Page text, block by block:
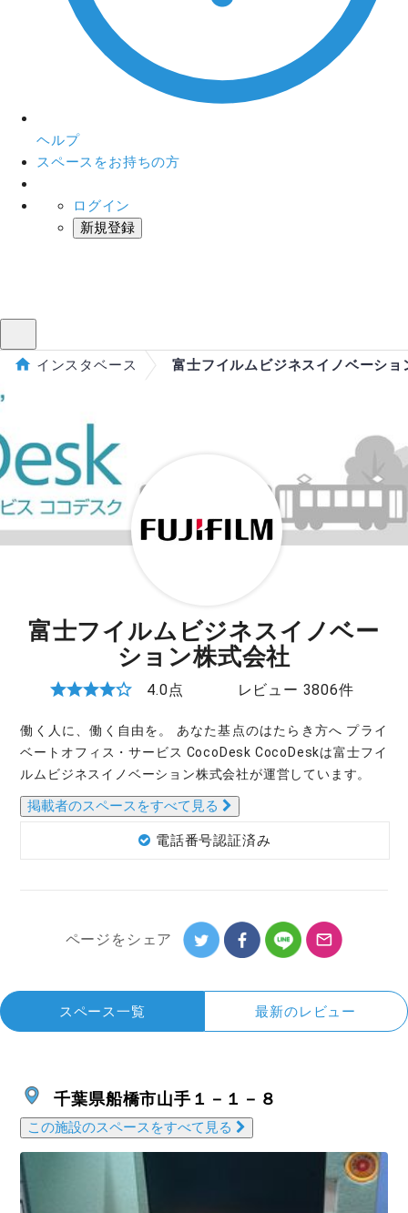
ヘルプ
スペースをお持ちの方
ログイン
新規登録
インスタベース 富士フイルムビジネスイノベーショ
富士フイルムビジネスイノベー
ション株式会社
4.0点 レビュー 3806件
働く人に、働く自由を。 あなた基点のはたらき方へ プライ
ベートオフィス・サービス CocoDesk CocoDeskは富士フイ
ルムビジネスイノベーション株式会社が運営しています。
掲載者のスペースをすべて見る
電話番号認証済み
ページを シェア
スペース一覧 最新のレビュー
千葉県船橋市山手１－１－８
この施設のスペースをすべて見る